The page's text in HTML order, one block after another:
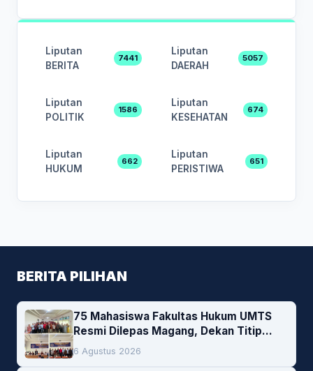
Liputan
BERITA
7441
Liputan
DAERAH
5057
Liputan
POLITIK
1586
Liputan
KESEHATAN
674
Liputan
HUKUM
662
Liputan
PERISTIWA
651
BERITA PILIHAN
75 Mahasiswa Fakultas Hukum UMTS
Resmi Dilepas Magang, Dekan Titip
Empat Pesan Penting
6 Agustus 2026